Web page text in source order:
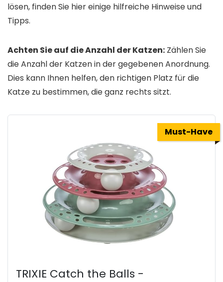
lösen, finden Sie hier einige hilfreiche Hinweise und
Tipps.
Achten Sie auf die Anzahl der Katzen: Zählen Sie
die Anzahl der Katzen in der gegebenen Anordnung.
Dies kann Ihnen helfen, den richtigen Platz für die
Katze zu bestimmen, die ganz rechts sitzt.
Must-Have
TRIXIE Catch the Balls -